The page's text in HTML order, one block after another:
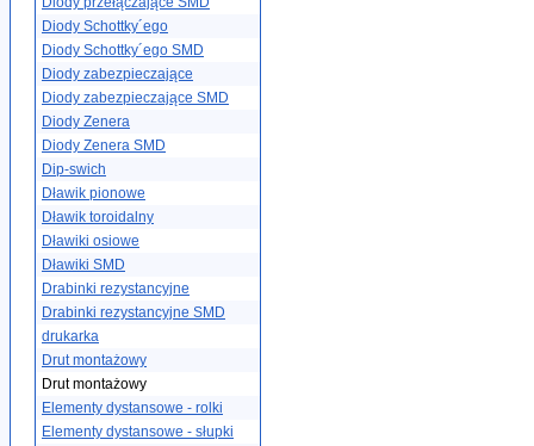
Diody Schottky´ego
Diody Schottky´ego SMD
Diody zabezpieczające
Diody zabezpieczające SMD
Diody Zenera
Diody Zenera SMD
Dip-swich
Dławik pionowe
Dławik toroidalny
Dławiki osiowe
Dławiki SMD
Drabinki rezystancyjne
Drabinki rezystancyjne SMD
drukarka
Drut montażowy
Drut montażowy
Elementy dystansowe - rolki
Elementy dystansowe - słupki